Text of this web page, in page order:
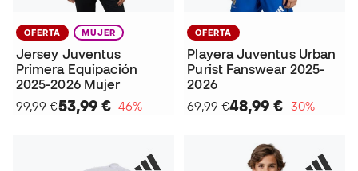
OFERTA MUJER
Jersey Juventus
Primera Equipación
2025-2026 Mujer
99,99 €53,99 €−46%
OFERTA
Playera Juventus Urban
Purist Fanswear 2025-
2026
69,99 €48,99 €−30%